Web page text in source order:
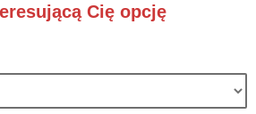
Cię opcję